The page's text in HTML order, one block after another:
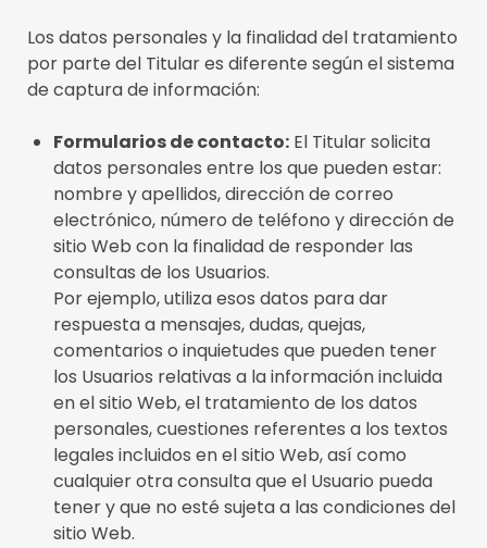
Los datos personales y la finalidad del tratamiento
por parte del Titular es diferente según el sistema
de captura de información:
Formularios de contacto: El Titular solicita
datos personales entre los que pueden estar:
nombre y apellidos, dirección de correo
electrónico, número de teléfono y dirección de
sitio Web con la finalidad de responder las
consultas de los Usuarios.
Por ejemplo, utiliza esos datos para dar
respuesta a mensajes, dudas, quejas,
comentarios o inquietudes que pueden tener
los Usuarios relativas a la información incluida
en el sitio Web, el tratamiento de los datos
personales, cuestiones referentes a los textos
legales incluidos en el sitio Web, así como
cualquier otra consulta que el Usuario pueda
tener y que no esté sujeta a las condiciones del
sitio Web.